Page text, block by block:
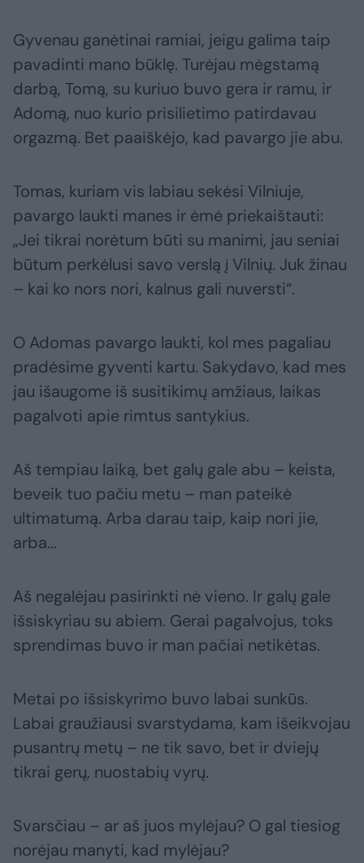
Gyvenau ganėtinai ramiai, jeigu galima taip
pavadinti mano būklę. Turėjau mėgstamą
darbą, Tomą, su kuriuo buvo gera ir ramu, ir
Adomą, nuo kurio prisilietimo patirdavau
orgazmą. Bet paaiškėjo, kad pavargo jie abu.
Tomas, kuriam vis labiau sekėsi Vilniuje,
pavargo laukti manes ir ėmė priekaištauti:
„Jei tikrai norėtum būti su manimi, jau seniai
būtum perkėlusi savo verslą į Vilnių. Juk žinau
– kai ko nors nori, kalnus gali nuversti“.
O Adomas pavargo laukti, kol mes pagaliau
pradėsime gyventi kartu. Sakydavo, kad mes
jau išaugome iš susitikimų amžiaus, laikas
pagalvoti apie rimtus santykius.
Aš tempiau laiką, bet galų gale abu – keista,
beveik tuo pačiu metu – man pateikė
ultimatumą. Arba darau taip, kaip nori jie,
arba...
Aš negalėjau pasirinkti nė vieno. Ir galų gale
išsiskyriau su abiem. Gerai pagalvojus, toks
sprendimas buvo ir man pačiai netikėtas.
Metai po išsiskyrimo buvo labai sunkūs.
Labai graužiausi svarstydama, kam išeikvojau
pusantrų metų – ne tik savo, bet ir dviejų
tikrai gerų, nuostabių vyrų.
Svarsčiau – ar aš juos mylėjau? O gal tiesiog
norėjau manyti, kad mylėjau?